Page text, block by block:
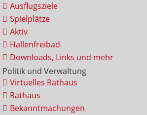
Ausflugsziele
Spielplätze
Aktiv
Hallenfreibad
Downloads, Links und mehr
Politik und Verwaltung
Virtuelles Rathaus
Rathaus
Bekanntmachungen